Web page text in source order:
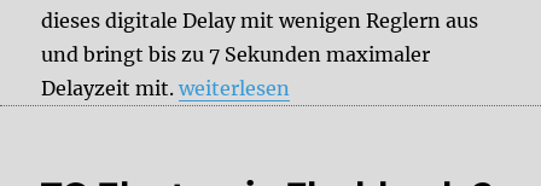
dieses digitale Delay mit wenigen Reglern aus
und bringt bis zu 7 Sekunden maximaler
Delayzeit mit.„TC Electronic Flashback Mini“
weiterlesen